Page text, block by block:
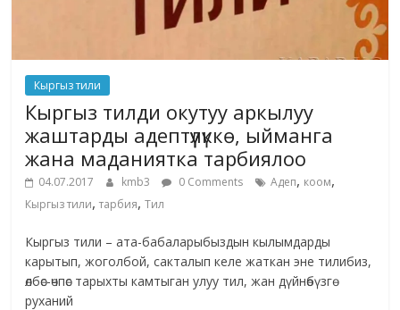
Кыргыз тили
Кыргыз тилди окутуу аркылуу
жаштарды адептүүлүккө, ыйманга
жана маданиятка тарбиялоо
04.07.2017 kmb3 0 Comments Адеп, коом,
Кыргыз тили,тарбия,Тил
Кыргыз тили – ата-бабаларыбыздын кылымдарды
карытып, жоголбой, сакталып келе жаткан эне тилибиз,
өлбөс-өчпөс тарыхты камтыган улуу тил, жан дүйнөбүзгө
руханий